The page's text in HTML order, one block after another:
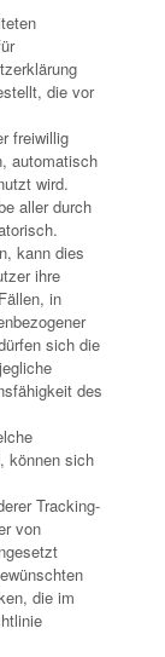
die vor
freiwillig
automatisch
wird.
aller durch
kann dies
ihre
in
sich die
des
können sich
Tracking-
von
die im